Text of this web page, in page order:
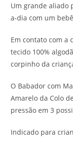
Um grande aliado
a-dia com um
Em contato com a
tecido 100%
corpinho da
O Babador com
Amarelo da Colo
pressão em 3
Indicado para